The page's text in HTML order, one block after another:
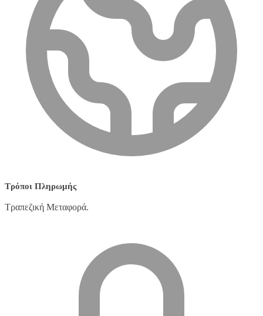
Τρόποι Πληρωμής
Τραπεζική Μεταφορά.